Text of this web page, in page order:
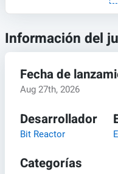
Información del
Fecha de
Aug 27th, 2026
Desarrollador
Bit Reactor
Categorías